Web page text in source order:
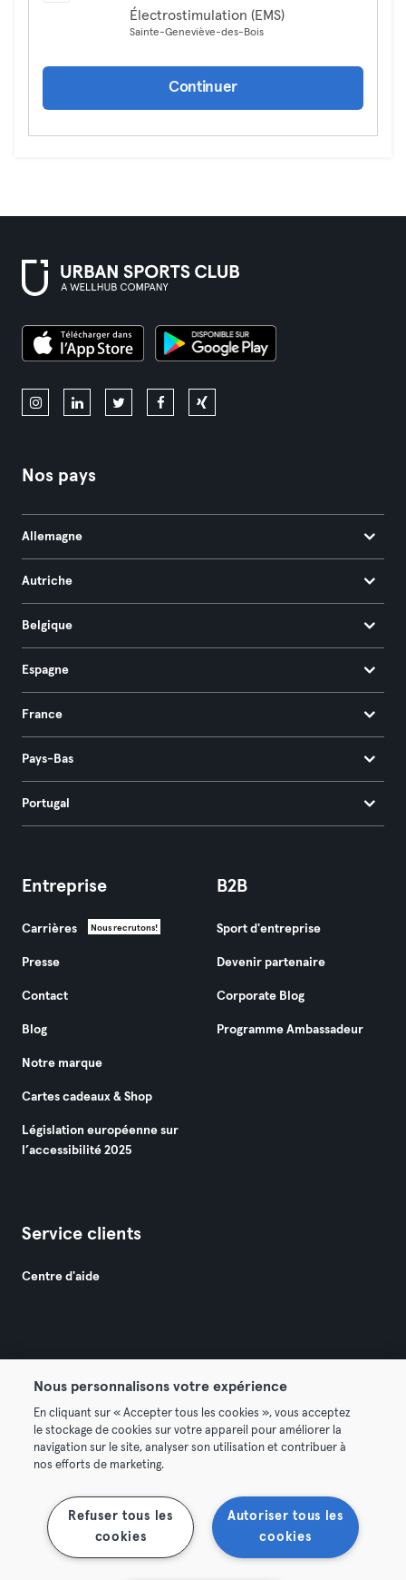
Électrostimulation (EMS)
Sainte-Geneviève-des-Bois
Continuer
Nos pays
Allemagne
Autriche
Belgique
Espagne
France
Pays-Bas
Portugal
Entreprise
Carrières Nous recrutons!
Presse
Contact
Blog
Notre marque
Cartes cadeaux & Shop
Législation européenne sur
l’accessibilité 2025
B2B
Sport d'entreprise
Devenir partenaire
Corporate Blog
Programme Ambassadeur
Service clients
Centre d'aide
Conditions générales Politique de confidentialité
Mentions légales Résilier les contrats ici
Se rétracter ici
Nous personnalisons votre expérience
En cliquant sur « Accepter tous les cookies », vous acceptez
le stockage de cookies sur votre appareil pour améliorer la
navigation sur le site, analyser son utilisation et contribuer à
nos efforts de marketing.
Autoriser tous les
cookies
Refuser tous les
cookies